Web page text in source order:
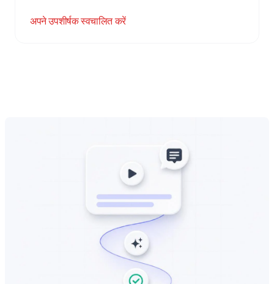
अपने उपशीर्षक स्वचालित करें